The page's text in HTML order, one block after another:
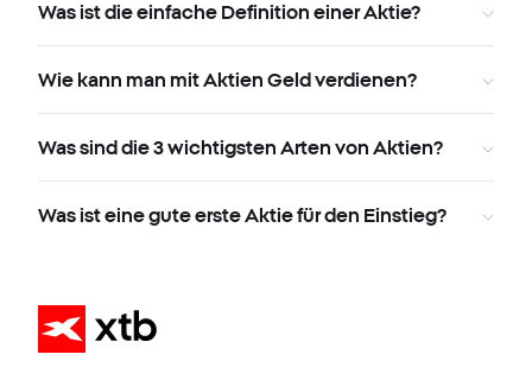
Was ist die einfache Definition einer Aktie?
Wie kann man mit Aktien Geld verdienen?
Was sind die 3 wichtigsten Arten von Aktien?
Was ist eine gute erste Aktie für den Einstieg?